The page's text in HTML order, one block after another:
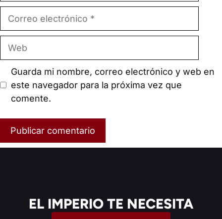
Correo
electrónico
Guarda mi nombre, correo electrónico y web en
este navegador para la próxima vez que
comente.
EL IMPERIO TE NECESITA